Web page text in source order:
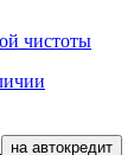
чистоты
на автокредит